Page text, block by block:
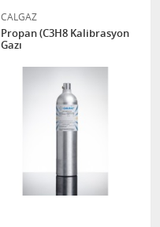
CALGAZ
Propan (C3H8 Kalibrasyon
Gazı